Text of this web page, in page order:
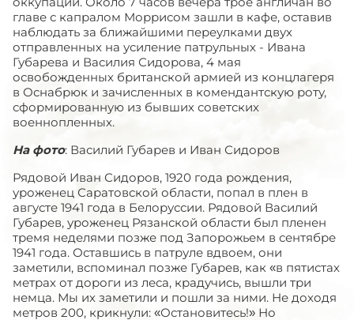
главе с капралом Моррисом зашли в кафе, оставив
наблюдать за ближайшими переулками двух
отправленных на усиление патрульных - Ивана
Губарева и Василия Сидорова, 4 мая
освобожденных британской армией из концлагеря
в Оснабрюк и зачисленных в комендантскую роту,
сформированную из бывших советских
военнопленных.
На фото: Василий Губарев и Иван Сидоров
Рядовой Иван Сидоров, 1920 года рождения,
уроженец Саратовской области, попал в плен в
августе 1941 года в Белоруссии. Рядовой Василий
Губарев, уроженец Рязанской области был пленен
тремя неделями позже под Запорожьем в сентябре
1941 года. Оставшись в патруле вдвоем, они
заметили, вспоминал позже Губарев, как «в пятистах
метрах от дороги из леса, крадучись, вышли три
немца. Мы их заметили и пошли за ними. Не доходя
метров 200, крикнули: «Остановитесь!» Но